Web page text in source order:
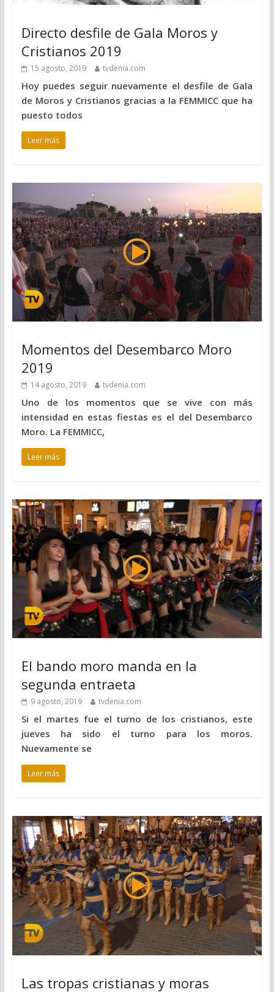
Directo desfile de Gala Moros y
Cristianos 2019
15 agosto, 2019 tvdenia.com
Hoy puedes seguir nuevamente el desfile de Gala
de Moros y Cristianos gracias a la FEMMICC que ha
puesto todos
Leer más
Momentos del Desembarco Moro
2019
14 agosto, 2019 tvdenia.com
Uno de los momentos que se vive con más
intensidad en estas fiestas es el del Desembarco
Moro. La FEMMICC,
Leer más
El bando moro manda en la
segunda entraeta
9 agosto, 2019 tvdenia.com
Si el martes fue el turno de los cristianos, este
jueves ha sido el turno para los moros.
Nuevamente se
Leer más
Las tropas cristianas y moras